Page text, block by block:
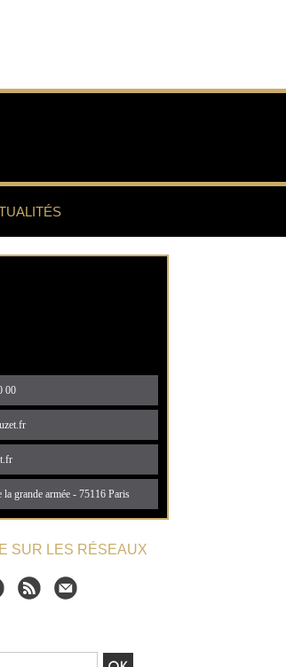
00
la grande armée - 75116 Paris
SUR LES RÉSEAUX